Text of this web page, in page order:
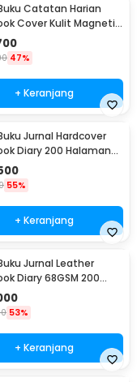
Catatan Harian
Cover Kulit Magnetic
CW-04
47%
+ Keranjang
Jurnal Hardcover
Diary 200 Halaman
- CW-38
55%
+ Keranjang
Jurnal Leather
Diary 68GSM 200
Lined A5 - CW-50
53%
+ Keranjang